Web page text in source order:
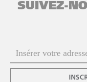
SUIVEZ-